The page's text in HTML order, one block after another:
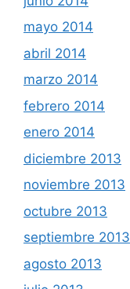
mayo 2014
abril 2014
marzo 2014
febrero 2014
enero 2014
diciembre 2013
noviembre 2013
octubre 2013
septiembre 2013
agosto 2013